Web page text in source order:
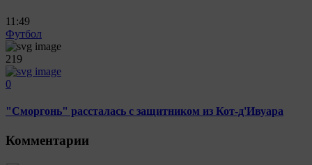
11:49
Футбол
219
0
"Сморгонь" рассталась с защитником из Кот-д'Ивуара
Комментарии